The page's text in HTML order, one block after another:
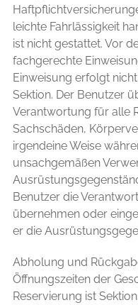
leichte Fahrlässigkeit
ist nicht gestattet. Vor
fachgerechte
Einweisung erfolgt
Sektion. Der Benutzer
Verantwortung für alle
Sachschäden,
irgendeine Weise
unsachgemäßen
Benutzer die
übernehmen oder
er die
Abholung und
Öffnungszeiten der
Reservierung ist